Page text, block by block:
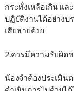
กระทั่งเหลือเกิน แล
ปฏิบัติงานได้อย่างป
เสียหายด้วย
2.ควรมีความรับผิด
น้องจำต้องประเมิน